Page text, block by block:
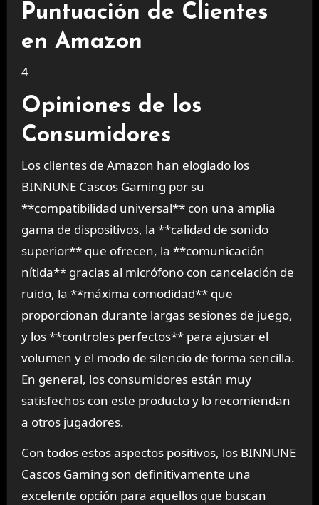
Puntuación de Clientes
en Amazon
4
Opiniones de los
Consumidores
Los clientes de Amazon han elogiado los
BINNUNE Cascos Gaming por su
**compatibilidad universal** con una amplia
gama de dispositivos, la **calidad de sonido
superior** que ofrecen, la **comunicación
nítida** gracias al micrófono con cancelación de
ruido, la **máxima comodidad** que
proporcionan durante largas sesiones de juego,
y los **controles perfectos** para ajustar el
volumen y el modo de silencio de forma sencilla.
En general, los consumidores están muy
satisfechos con este producto y lo recomiendan
a otros jugadores.
Con todos estos aspectos positivos, los BINNUNE
Cascos Gaming son definitivamente una
excelente opción para aquellos que buscan